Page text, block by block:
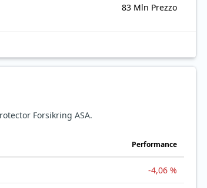
83 Mln Prezzo
Forsikring ASA.
Performance
-4,06 %